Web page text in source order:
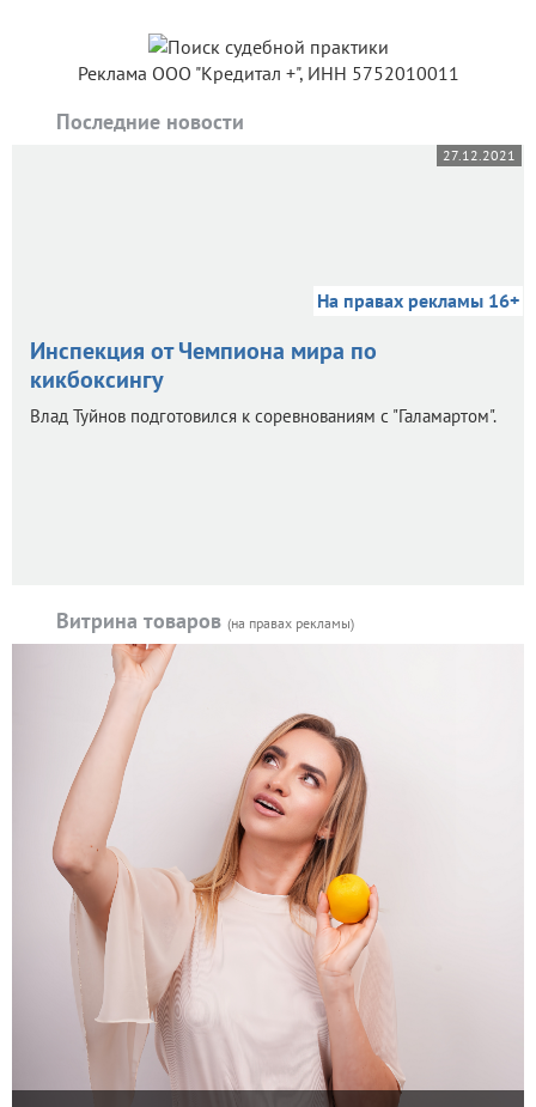
Реклама ООО "Кредитал +", ИНН 5752010011
Последние новости
27.12.2021
На правах рекламы 16+
Инспекция от Чемпиона мира по
кикбоксингу
Влад Туйнов подготовился к соревнованиям с "Галамартом".
Витрина товаров (на правах рекламы)